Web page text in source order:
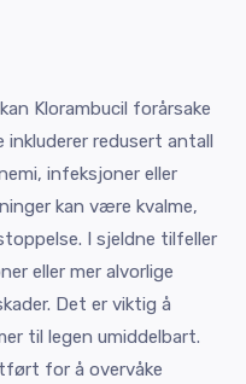
Klorambucil forårsake
inkluderer redusert antall
infeksjoner eller
kan være kvalme,
I sjeldne tilfeller
eller mer alvorlige
Det er viktig å
til legen umiddelbart.
for å overvåke